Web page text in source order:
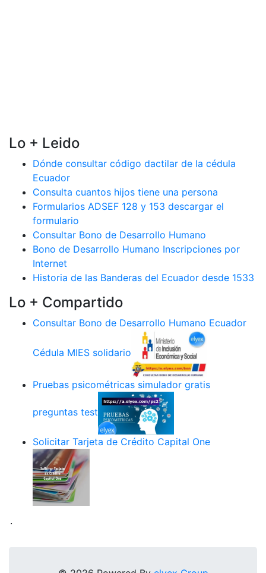
Lo + Leido
Dónde consultar código dactilar de la cédula
Ecuador
Consulta cuantos hijos tiene una persona
Formularios ADSEF 128 y 153 descargar el
formulario
Consultar Bono de Desarrollo Humano
Bono de Desarrollo Humano Inscripciones por
Internet
Historia de las Banderas del Ecuador desde 1533
Lo + Compartido
Consultar Bono de Desarrollo Humano Ecuador
Cédula MIES solidario
Pruebas psicométricas simulador gratis
preguntas test
Solicitar Tarjeta de Crédito Capital One
.